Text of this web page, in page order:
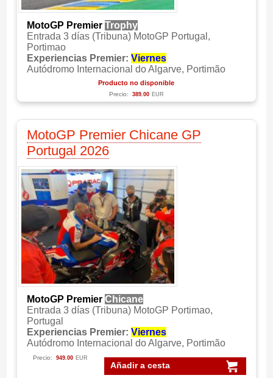
MotoGP Premier Trophy
Entrada 3 días (Tribuna) MotoGP Portugal,
Portimao
Experiencias Premier: Viernes
Autódromo Internacional do Algarve, Portimão
Producto no disponible
Precio: 389.00 EUR
MotoGP Premier Chicane GP
Portugal 2026
MotoGP Premier Chicane
Entrada 3 días (Tribuna) MotoGP Portimao,
Portugal
Experiencias Premier: Viernes
Autódromo Internacional do Algarve, Portimão
Añadir a cesta
Precio: 949.00 EUR